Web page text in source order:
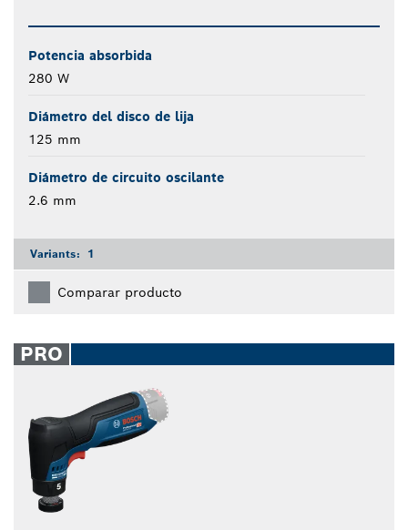
Potencia absorbida
280 W
Diámetro del disco de lija
125 mm
Diámetro de circuito oscilante
2.6 mm
Variants: 1
Comparar producto
PRO